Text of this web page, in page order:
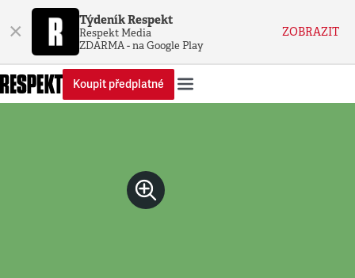
× Týdeník Respekt
Respekt Media
ZDARMA - na Google Play
ZOBRAZIT
Koupit předplatné